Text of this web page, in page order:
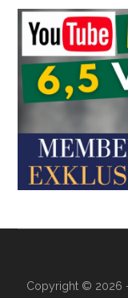
Copyright © 2026 -